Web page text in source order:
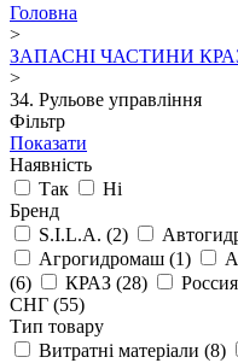
Головна
>
ЗАПАСНІ ЧАСТИНИ
>
34. Рульове управління
Фільтр
Показати
Наявність
Так
Ні
Бренд
S.I.L.A. (2)
Агрогидромаш (1)
(6)
КРАЗ (28) Россия
СНГ (55)
Тип товару
Витратні матеріали (8)